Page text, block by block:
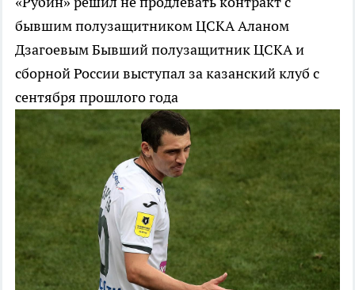
бывшим полузащитником ЦСКА Аланом
ДзагоевымБывший полузащитник ЦСКА и
сборной России выступал за казанский клуб с
сентября прошлого года